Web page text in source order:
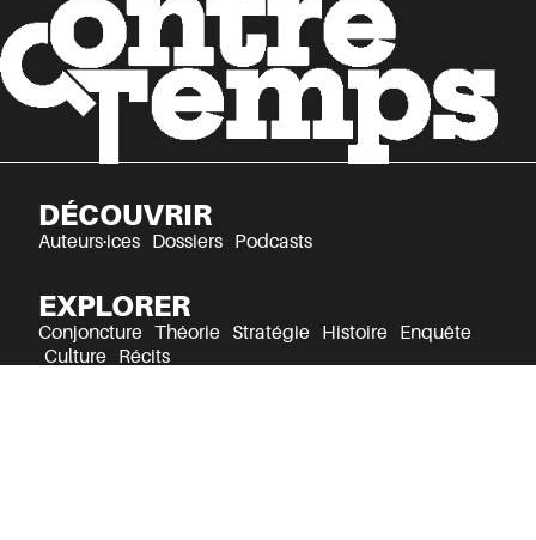
DÉCOUVRIR
Auteurs·ices Dossiers Podcasts
EXPLORER
Conjoncture Théorie Stratégie Histoire
Enquête
Culture
Récits